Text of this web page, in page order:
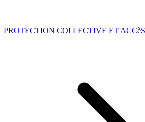
PROTECTION COLLECTIVE ET ACCèS